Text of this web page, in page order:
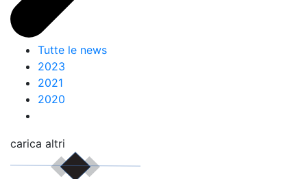
Tutte le news
2023
2021
2020
carica altri